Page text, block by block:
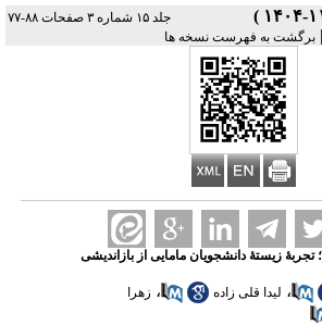
جلد ۱۵ شماره ۳ صفحات ۸۸-۷۷
| برگشت به فهرست نسخه ها
تجربۀ زیستۀ دانشجویان مامایی از بازاندیشی
، لیدا قلی زاده ، زهرا